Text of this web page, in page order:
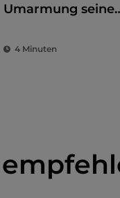
Umarmung seiner
4 Minuten